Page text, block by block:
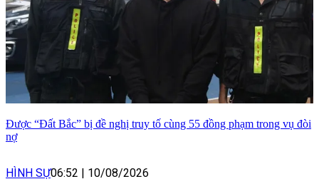
Được “Đất Bắc” bị đề nghị truy tố cùng 55 đồng phạm trong vụ đòi
nợ
HÌNH SỰ06:52 | 10/08/2026